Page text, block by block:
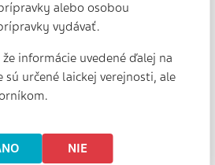
pojišťovny s infarktem
11 tisíc v roce…
alebo osobou
vydávať.
informácie uvedené ďalej na
určené laickej verejnosti, ale
NIE